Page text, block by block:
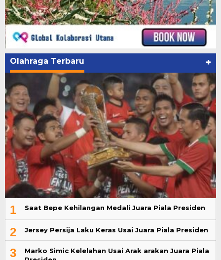
Olahraga Terbaru +
1 Saat Bepe Kehilangan Medali Juara Piala Presiden
2 Jersey Persija Laku Keras Usai Juara Piala Presiden
3
Marko Simic Kelelahan Usai Arak arakan Juara Piala